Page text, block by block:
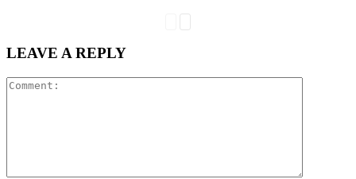
LEAVE A REPLY